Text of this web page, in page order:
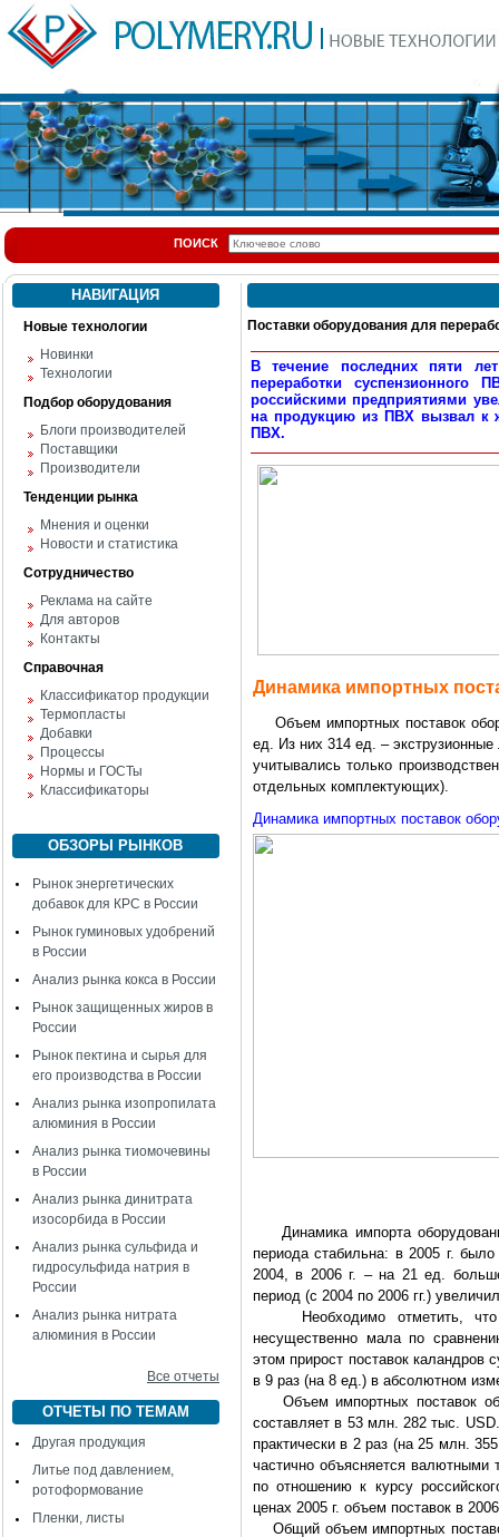
ПОИСК
НАВИГАЦИЯ
Новые технологии
Новинки
Технологии
Подбор оборудования
Блоги производителей
Поставщики
Производители
Тенденции рынка
Мнения и оценки
Новости и статистика
Сотрудничество
Реклама на сайте
Для авторов
Контакты
Справочная
Классификатор продукции
Термопласты
Добавки
Процессы
Нормы и ГОСТы
Классификаторы
ОБЗОРЫ РЫНКОВ
Рынок энергетических
добавок для КРС в России
Рынок гуминовых удобрений
в России
Анализ рынка кокса в России
Рынок защищенных жиров в
России
Рынок пектина и сырья для
его производства в России
Анализ рынка изопропилата
алюминия в России
Анализ рынка тиомочевины
в России
Анализ рынка динитрата
изосорбида в России
Анализ рынка сульфида и
гидросульфида натрия в
России
Анализ рынка нитрата
алюминия в России
Все отчеты
ОТЧЕТЫ ПО ТЕМАМ
Другая продукция
Литье под давлением,
ротоформование
Пленки, листы
Поставки оборудования для
В течение последних пяти
переработки
российскими предприятиями
на продукцию из ПВХ вызвал к
ПВХ.
Динамика импортных
Объем импортных поставок
ед. Из них 314 ед. –
учитывались только
отдельных комплектующих).
Динамика импортных поставок
Динамика импорта
периода стабильна: в 2005 г.
2004, в 2006 г. – на 21 ед.
период (с 2004 по 2006 гг.)
Необходимо отметить, что
несущественно мала по
этом прирост поставок каландров
в 9 раз (на 8 ед.) в абсолютном
Объем импортных поставок
составляет в 53 млн. 282 тыс.
практически в 2 раз (на 25 млн.
частично объясняется валютными
по отношению к курсу
ценах 2005 г. объем поставок в
Общий объем импортных